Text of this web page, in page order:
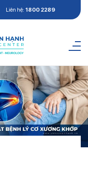
Liên hệ: 1800 2289